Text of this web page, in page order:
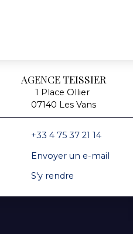
AGENCE TEISSIER
1 Place Ollier
07140 Les Vans
+33 4 75 37 21 14
Envoyer un e-mail
S'y rendre